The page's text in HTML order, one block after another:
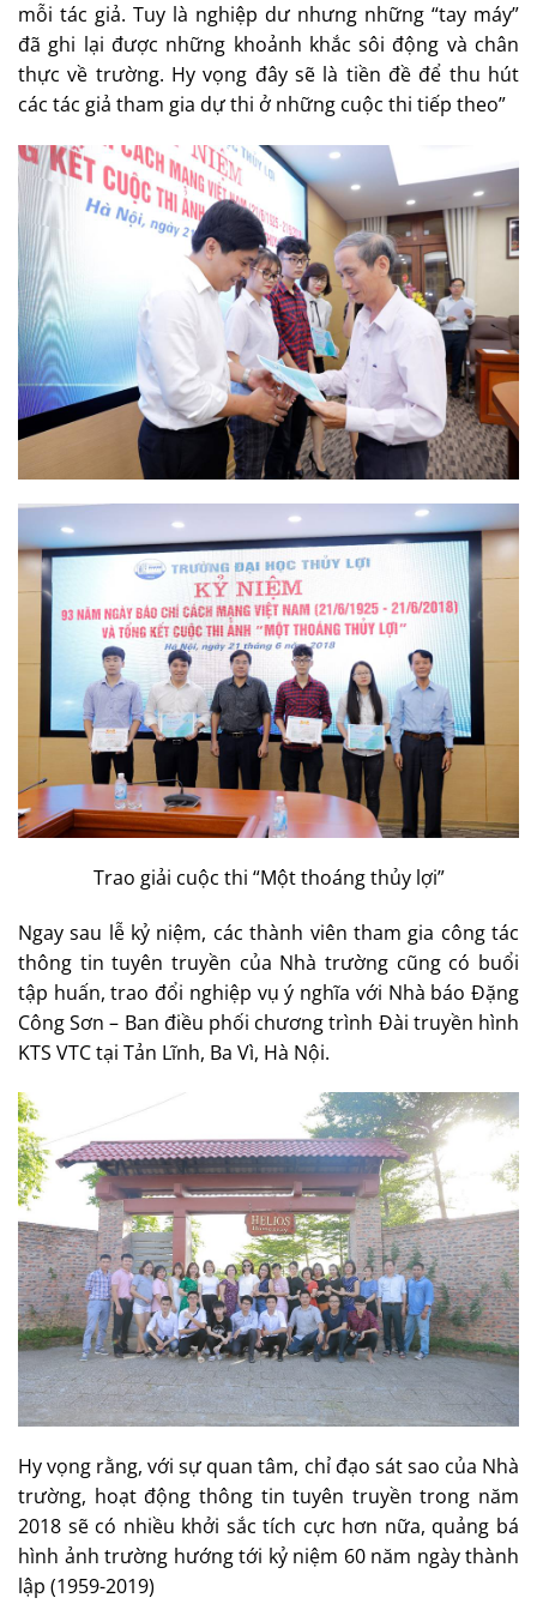
mỗi tác giả. Tuy là nghiệp dư nhưng những “tay máy”
đã ghi lại được những khoảnh khắc sôi động và chân
thực về trường. Hy vọng đây sẽ là tiền đề để thu hút
các tác giả tham gia dự thi ở những cuộc thi tiếp theo”
Trao giải cuộc thi “Một thoáng thủy lợi”
Ngay sau lễ kỷ niệm, các thành viên tham gia công tác
thông tin tuyên truyền của Nhà trường cũng có buổi
tập huấn, trao đổi nghiệp vụ ý nghĩa với Nhà báo Đặng
Công Sơn – Ban điều phối chương trình Đài truyền hình
KTS VTC tại Tản Lĩnh, Ba Vì, Hà Nội.
Hy vọng rằng, với sự quan tâm, chỉ đạo sát sao của Nhà
trường, hoạt động thông tin tuyên truyền trong năm
2018 sẽ có nhiều khởi sắc tích cực hơn nữa, quảng bá
hình ảnh trường hướng tới kỷ niệm 60 năm ngày thành
lập (1959-2019)